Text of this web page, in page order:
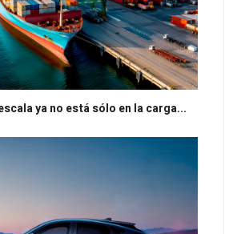
ya no está sólo en la carga...